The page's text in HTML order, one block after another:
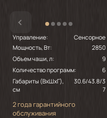
Управление:
Сенсорное
Мощность, Вт:
2850
Объем чаши, л:
9
Количество программ:
6
Габариты (ВхШхГ),
см
30.6/43.8/3
7
2 года гарантийного
обслуживания